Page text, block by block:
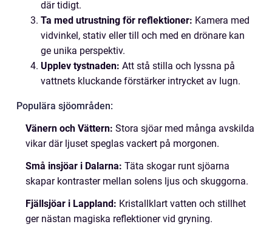
där tidigt.
Ta med utrustning för reflektioner: Kamera med
vidvinkel, stativ eller till och med en drönare kan
ge unika perspektiv.
Upplev tystnaden: Att stå stilla och lyssna på
vattnets kluckande förstärker intrycket av lugn.
Populära sjöområden:
Vänern och Vättern: Stora sjöar med många avskilda
vikar där ljuset speglas vackert på morgonen.
Små insjöar i Dalarna: Täta skogar runt sjöarna
skapar kontraster mellan solens ljus och skuggorna.
Fjällsjöar i Lappland: Kristallklart vatten och stillhet
ger nästan magiska reflektioner vid gryning.